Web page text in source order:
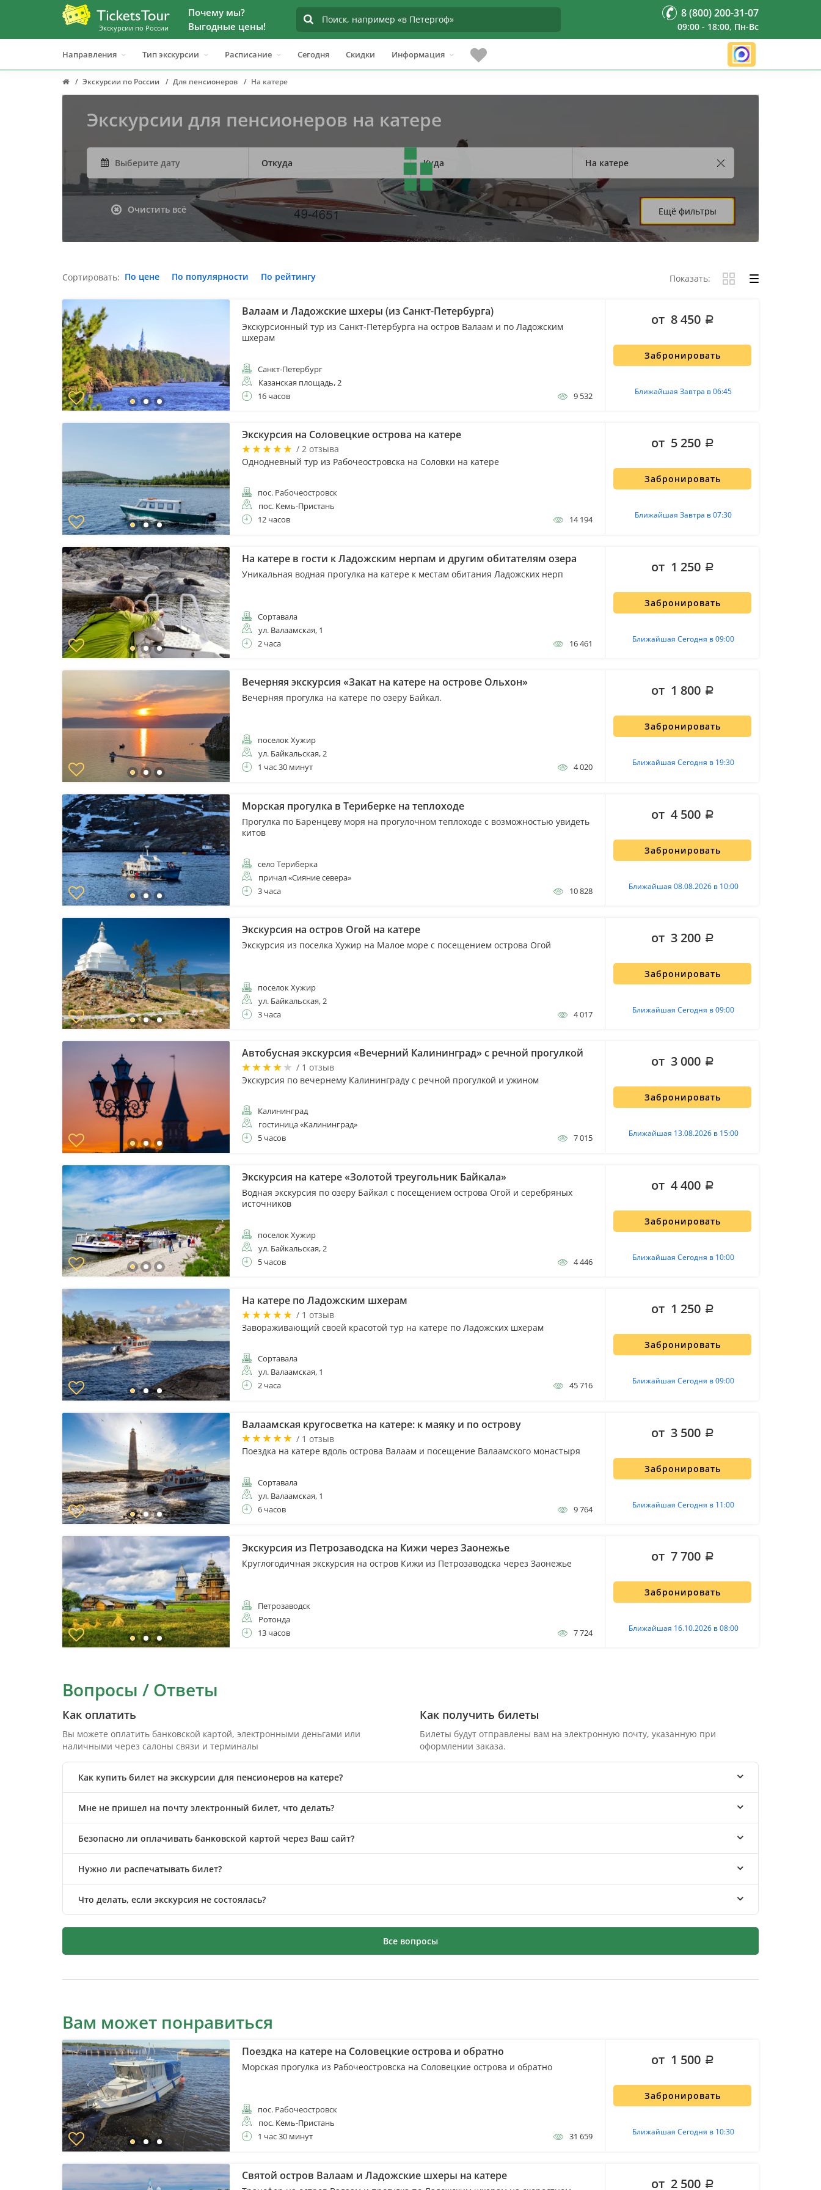
Экскурсии по России
Почему мы?
Выгодные цены!
8 (800) 200-31-07
09:00 - 18:00, Пн-Вс
Направления Тип экскурсии Расписание Сегодня Скидки Информация
Экскурсии по России Для пенсионеров На катере
Экскурсии для пенсионеров на катере
Откуда Куда На катере
Очистить всё Ещё фильтры
Сортировать: По цене По популярности По рейтингу Показать:
Валаам и Ладожские шхеры (из Санкт-Петербурга)
Экскурсионный тур из Санкт-Петербурга на остров Валаам и по Ладожским
шхерам
Санкт-Петербург
Казанская площадь, 2
16 часов
9 532
Забронировать
Ближайшая Завтра в 06:45
от 8 450
Экскурсия на Соловецкие острова на катере
/ 2 отзыва
Однодневный тур из Рабочеостровска на Соловки на катере
пос. Рабочеостровск
пос. Кемь-Пристань
12 часов
14 194
Забронировать
Ближайшая Завтра в 07:30
от 5 250
На катере в гости к Ладожским нерпам и другим обитателям озера
Уникальная водная прогулка на катере к местам обитания Ладожских нерп
Сортавала
ул. Валаамская, 1
2 часа
16 461
Забронировать
Ближайшая Сегодня в 09:00
от 1 250
Вечерняя экскурсия «Закат на катере на острове Ольхон»
Вечерняя прогулка на катере по озеру Байкал.
поселок Хужир
ул. Байкальская, 2
1 час 30 минут
4 020
Забронировать
Ближайшая Сегодня в 19:30
от 1 800
Морская прогулка в Териберке на теплоходе
Прогулка по Баренцеву моря на прогулочном теплоходе с возможностью увидеть
китов
село Териберка
причал «Сияние севера»
3 часа
10 828
Забронировать
Ближайшая 08.08.2026 в 10:00
от 4 500
Экскурсия на остров Огой на катере
Экскурсия из поселка Хужир на Малое море с посещением острова Огой
поселок Хужир
ул. Байкальская, 2
3 часа
4 017
Забронировать
Ближайшая Сегодня в 09:00
от 3 200
Автобусная экскурсия «Вечерний Калининград» с речной прогулкой
/ 1 отзыв
Экскурсия по вечернему Калининграду с речной прогулкой и ужином
Калининград
гостиница «Калининград»
5 часов
7 015
Забронировать
Ближайшая 13.08.2026 в 15:00
от 3 000
Экскурсия на катере «Золотой треугольник Байкала»
Водная экскурсия по озеру Байкал с посещением острова Огой и серебряных
источников
поселок Хужир
ул. Байкальская, 2
5 часов
4 446
Забронировать
Ближайшая Сегодня в 10:00
от 4 400
На катере по Ладожским шхерам
/ 1 отзыв
Завораживающий своей красотой тур на катере по Ладожских шхерам
Сортавала
ул. Валаамская, 1
2 часа
45 716
Забронировать
Ближайшая Сегодня в 09:00
от 1 250
Валаамская кругосветка на катере: к маяку и по острову
/ 1 отзыв
Поездка на катере вдоль острова Валаам и посещение Валаамского монастыря
Сортавала
ул. Валаамская, 1
6 часов
9 764
Забронировать
Ближайшая Сегодня в 11:00
от 3 500
Экскурсия из Петрозаводска на Кижи через Заонежье
Круглогодичная экскурсия на остров Кижи из Петрозаводска через Заонежье
Петрозаводск
Ротонда
13 часов
7 724
Забронировать
Ближайшая 16.10.2026 в 08:00
от 7 700
Вопросы / Ответы
Как оплатить
Вы можете оплатить банковской картой, электронными деньгами или
наличными через салоны связи и терминалы
Как получить билеты
Билеты будут отправлены вам на электронную почту, указанную при
оформлении заказа.
Как купить билет на экскурсии для пенсионеров на катере?
Мне не пришел на почту электронный билет, что делать?
Безопасно ли оплачивать банковской картой через Ваш сайт?
Нужно ли распечатывать билет?
Что делать, если экскурсия не состоялась?
Все вопросы
Вам может понравиться
Поездка на катере на Соловецкие острова и обратно
Морская прогулка из Рабочеостровска на Соловецкие острова и обратно
пос. Рабочеостровск
пос. Кемь-Пристань
1 час 30 минут
31 659
Забронировать
Ближайшая Сегодня в 10:30
от 1 500
Святой остров Валаам и Ладожские шхеры на катере от 2 500